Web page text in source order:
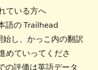
ている方へ
語の Trailhead
し、かっこ内の翻訳
めていってくださ
の評価は英語データ